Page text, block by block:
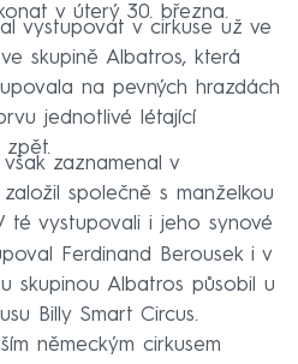
v úterý 30. března.
vystupovat v cirkuse už ve
skupině Albatros, která
na pevných hrazdách
jednotlivé létající
zaznamenal v
společně s manželkou
té vystupovali i jeho synové
Ferdinand Berousek i v
skupinou Albatros působil u
Billy Smart Circus.
německým cirkusem